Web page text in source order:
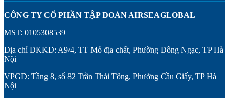
CÔNG TY CỔ PHẦN TẬP ĐOÀN AIRSEAGLOBAL
MST: 0105308539
Địa chỉ ĐKKD: A9/4, TT Mỏ địa chất, Phường Đông Ngạc, TP Hà
Nội
VPGD: Tầng 8, số 82 Trần Thái Tông, Phường Cầu Giấy, TP Hà
Nội